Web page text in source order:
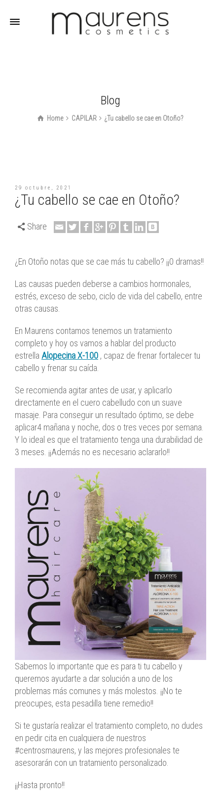
Blog
Home CAPILAR ¿Tu cabello se cae en Otoño?
29 octubre, 2021
¿Tu cabello se cae en Otoño?
Share
¿En Otoño notas que se cae más tu cabello? ¡¡0 dramas!!
Las causas pueden deberse a cambios hormonales,
estrés, exceso de sebo, ciclo de vida del cabello, entre
otras causas.
En Maurens contamos tenemos un tratamiento
completo y hoy os vamos a hablar del producto
estrella Alopecina X-100 , capaz de frenar fortalecer tu
cabello y frenar su caída.
Se recomienda agitar antes de usar, y aplicarlo
directamente en el cuero cabelludo con un suave
masaje. Para conseguir un resultado óptimo, se debe
aplicar4 mañana y noche, dos o tres veces por semana.
Y lo ideal es que el tratamiento tenga una durabilidad de
3 meses. ¡¡Además no es necesario aclararlo!!
Sabemos lo importante que es para ti tu cabello y
queremos ayudarte a dar solución a uno de los
problemas más comunes y más molestos. ¡¡No te
preocupes, esta pesadilla tiene remedio!!
Si te gustaría realizar el tratamiento completo, no dudes
en pedir cita en cualquiera de nuestros
#centrosmaurens, y las mejores profesionales te
asesorarán con un tratamiento personalizado.
¡¡Hasta pronto!!